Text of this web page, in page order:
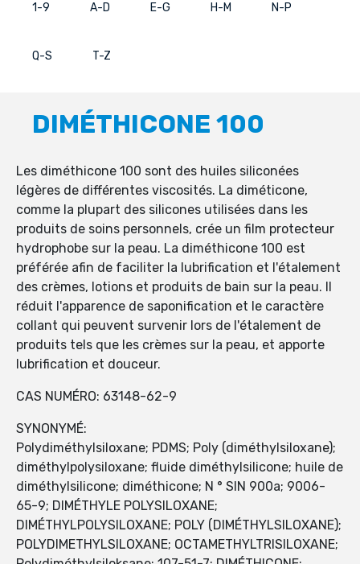
1-9 A-D E-G H-M N-P
Q-S T-Z
DIMÉTHICONE 100
Les diméthicone 100 sont des huiles siliconées
légères de différentes viscosités. La diméticone,
comme la plupart des silicones utilisées dans les
produits de soins personnels, crée un film protecteur
hydrophobe sur la peau. La diméthicone 100 est
préférée afin de faciliter la lubrification et l'étalement
des crèmes, lotions et produits de bain sur la peau. Il
réduit l'apparence de saponification et le caractère
collant qui peuvent survenir lors de l'étalement de
produits tels que les crèmes sur la peau, et apporte
lubrification et douceur.
CAS NUMÉRO: 63148-62-9
SYNONYMÉ:
Polydiméthylsiloxane; PDMS; Poly (diméthylsiloxane);
diméthylpolysiloxane; fluide diméthylsilicone; huile de
diméthylsilicone; diméthicone; N ° SIN 900a; 9006-
65-9; DIMÉTHYLE POLYSILOXANE;
DIMÉTHYLPOLYSILOXANE; POLY (DIMÉTHYLSILOXANE);
POLYDIMETHYLSILOXANE; OCTAMETHYLTRISILOXANE;